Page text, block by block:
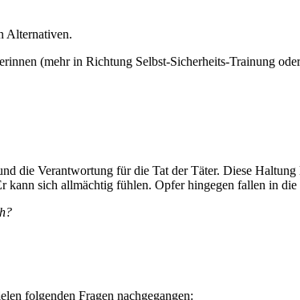
Alternativen.
(mehr in Richtung Selbst-Sicherheits-Trainung
die Verantwortung für die Tat der Täter. Diese
kann sich allmächtig fühlen. Opfer hingegen fallen in die
folgenden Fragen nachgegangen: